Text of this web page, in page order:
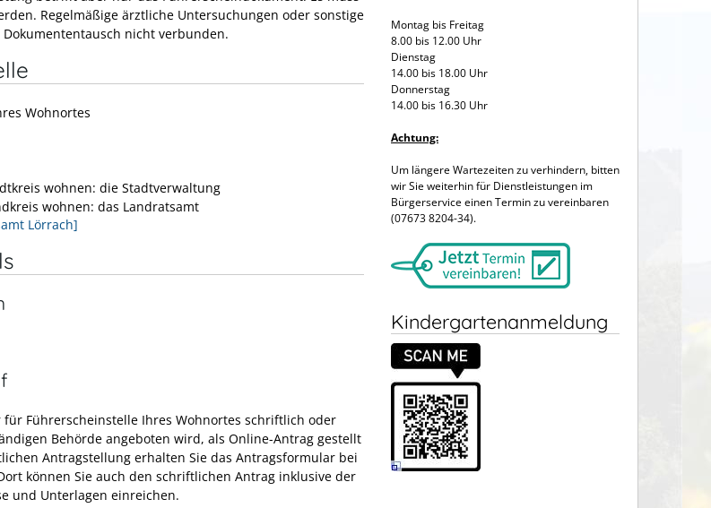
Regelmäßige ärztliche Untersuchungen oder sonstige
nicht verbunden.
Wohnortes
wohnen: die Stadtverwaltung
wohnen: das Landratsamt
Lörrach]
für Führerscheinstelle Ihres Wohnortes schriftlich oder
Behörde angeboten wird, als Online-Antrag gestellt
Antragstellung erhalten Sie das Antragsformular bei
können Sie auch den schriftlichen Antrag inklusive der
und Unterlagen einreichen.
Montag bis Freitag
8.00 bis 12.00 Uhr
Dienstag
14.00 bis 18.00 Uhr
Donnerstag
14.00 bis 16.30 Uhr
Achtung:
Um längere Wartezeiten zu verhindern, bitten
wir Sie weiterhin für Dienstleistungen im
Bürgerservice einen Termin zu vereinbaren
(07673 8204-34).
Kindergartenanmeldung